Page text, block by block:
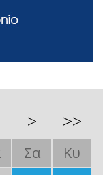
> >>
Σα
Κυ